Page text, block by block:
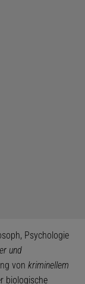
Psychologie
und
von kriminellem
biologische